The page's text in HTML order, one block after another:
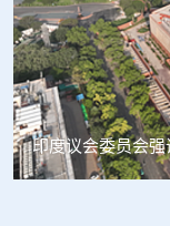
中核辐